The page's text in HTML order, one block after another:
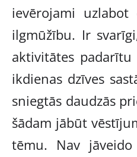
ievērojami
ilgmūžību. Ir
aktivitātes
ikdienas dzīves
sniegtās daudzās
šādam jābūt
tēmu. Nav